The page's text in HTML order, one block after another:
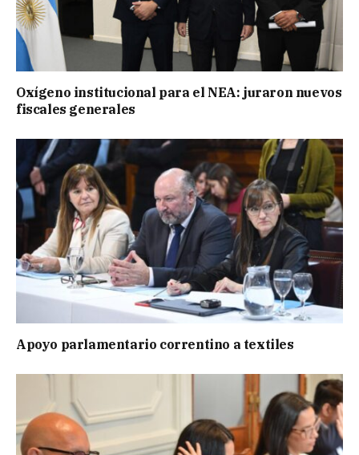
Oxígeno institucional para el NEA: juraron nuevos
fiscales generales
Apoyo parlamentario correntino a textiles